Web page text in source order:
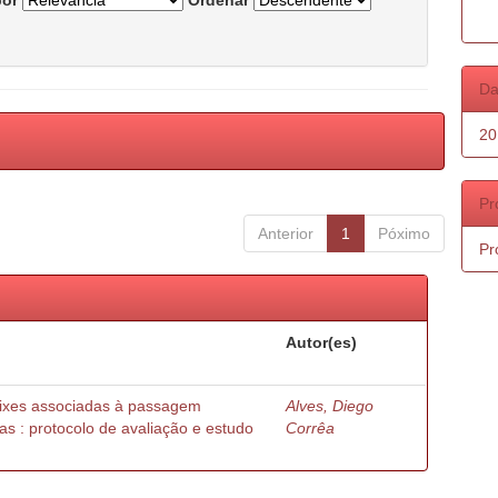
Anterior 1 Póximo
Autor(es)
associadas à passagem
: protocolo de avaliação e estudo
Alves, Diego
Corrêa